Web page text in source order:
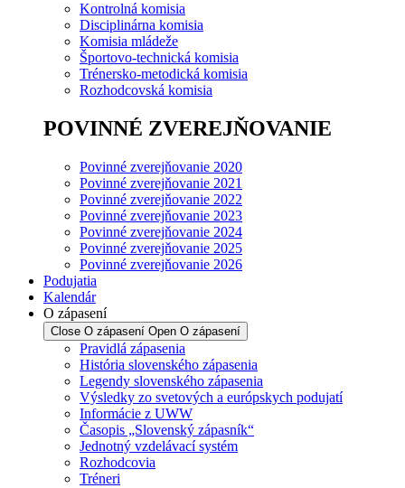
Kontrolná komisia
Disciplinárna komisia
Komisia mládeže
Športovo-technická komisia
Trénersko-metodická komisia
Rozhodcovská komisia
POVINNÉ ZVEREJŇOVANIE
Povinné zverejňovanie 2020
Povinné zverejňovanie 2021
Povinné zverejňovanie 2022
Povinné zverejňovanie 2023
Povinné zverejňovanie 2024
Povinné zverejňovanie 2025
Povinné zverejňovanie 2026
Podujatia
Kalendár
O zápasení
Close O zápasení Open O zápasení
Pravidlá zápasenia
História slovenského zápasenia
Legendy slovenského zápasenia
Výsledky zo svetových a európskych podujatí
Informácie z UWW
Časopis „Slovenský zápasník“
Jednotný vzdelávací systém
Rozhodcovia
Tréneri